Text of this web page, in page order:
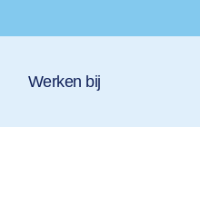
Werken bij